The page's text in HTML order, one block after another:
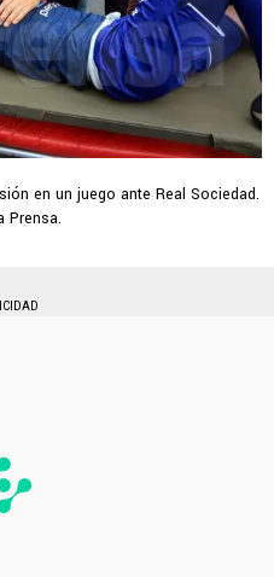
en un juego ante Real Sociedad.
Prensa.